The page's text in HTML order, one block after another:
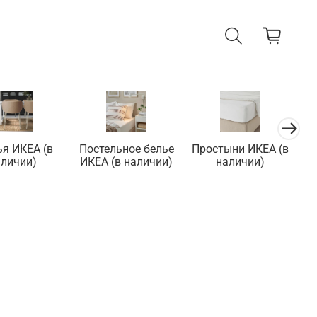
ИКЕА (в
Постельное белье
ИКЕА (в наличии)
Простыни ИКЕА (в
наличии)